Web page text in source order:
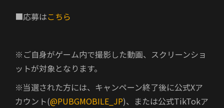
■応募はこちら
※ご自身がゲーム内で撮影した動画、スクリーンショ
ットが対象となります。
※当選された方には、キャンペーン終了後に公式Xア
カウント(@PUBGMOBILE_JP)、または公式TikTokア